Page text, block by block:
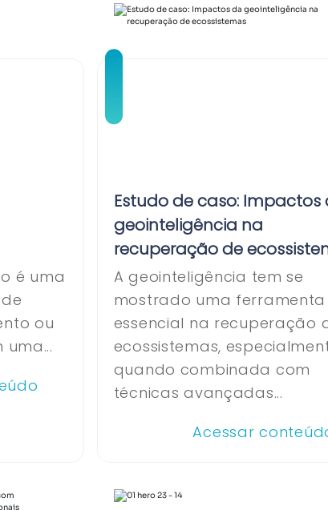
é uma
ou
Estudo de caso: Impactos
geointeligência na
recuperação de
A geointeligência tem se
mostrado uma ferramenta
essencial na recuperação
ecossistemas,
quando combinada com
técnicas avançadas...
Acessar